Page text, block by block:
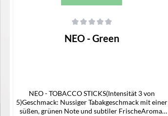
NEO - Green
NEO - TOBACCO STICKS(Intensität 3 von
5)Geschmack: Nussiger Tabakgeschmack mit einer
süßen, grünen Note und subtiler FrischeAroma: